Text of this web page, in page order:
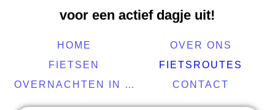
voor een actief dagje uit!
HOME
OVER ONS
FIETSEN
FIETSROUTES
OVERNACHTEN IN DE BUURT
CONTACT